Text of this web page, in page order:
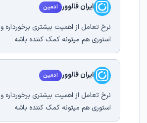
ایران فالوور ادمین
نرخ تعامل از اهمیت بیشتری برخورداره
استوری هم میتونه کمک کننده باشه
ایران فالوور ادمین
نرخ تعامل از اهمیت بیشتری برخورداره
استوری هم میتونه کمک کننده باشه